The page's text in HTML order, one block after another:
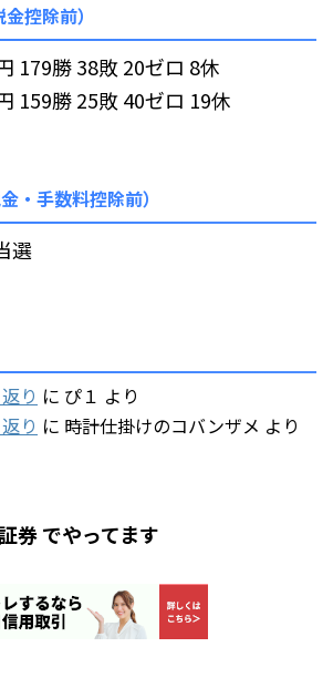
控除前）
179勝 38敗 20ゼロ 8休
159勝 25敗 40ゼロ 19休
・手数料控除前）
選
り に ぴ１ より
り に 時計仕掛けのコバンザメ より
券 でやってます